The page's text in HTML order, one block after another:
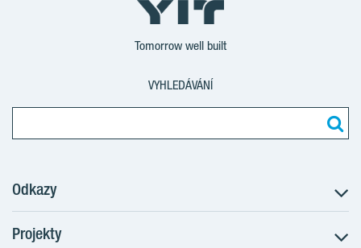
Tomorrow well built
VYHLEDÁVÁNÍ
Odkazy
Postup koupě
Projekty